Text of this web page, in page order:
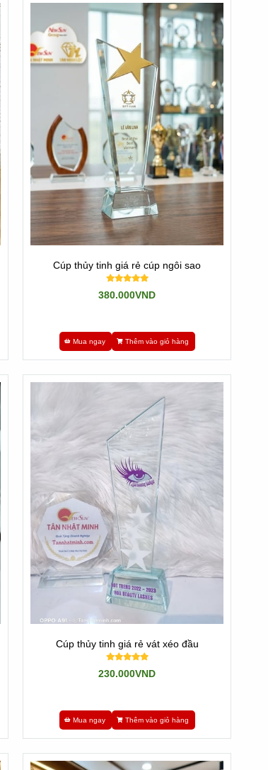
Cúp thủy tinh giá rẻ cúp ngôi sao
380.000VND
Mua ngay Thêm vào giỏ hàng
Cúp thủy tinh giá rẻ vát xéo đầu
230.000VND
Mua ngay Thêm vào giỏ hàng